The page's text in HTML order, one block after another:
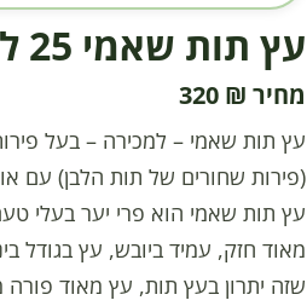
עץ תות שאמי 25 ליטר
320 ₪
עץ תות שאמי – למכירה – בעל
(פירות שחורים של תות הלבן) עם
עץ תות שאמי הוא פרי יער בעלי
מאוד חזק, עמיד ביובש, עץ בגודל
שזה יתרון בעץ תות, עץ מאוד פורה